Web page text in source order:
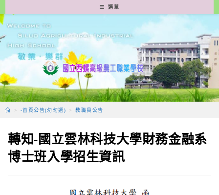
轉
至
要
容
選單
> -首頁公告(勿勾選) > 教職員公告
轉知-國立雲林科技大學財務金融系
博士班入學招生資訊